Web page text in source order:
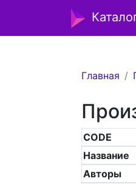
Главная
CODE
Название
Авторы